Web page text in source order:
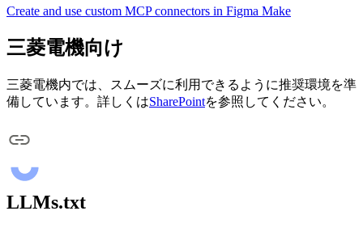
Create and use custom MCP connectors in Figma Make
三菱電機向け
三菱電機内では、スムーズに利用できるように推奨環境を準
備しています。詳しくはSharePointを参照してください。
LLMs.txt